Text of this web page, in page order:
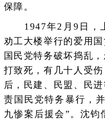
保障。
1947年2月9日，上
劝工大楼举行的爱用
国民党特务破坏捣乱
打致死，有几十人受
后，民建、民盟、民
责国民党特务暴行，
九惨案后援会”。沈